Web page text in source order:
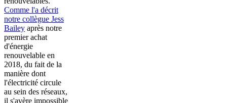
Comme l'a décrit
notre collègue Jess
Bailey après notre
premier achat
d'énergie
renouvelable en
2018, du fait de la
manière dont
l'électricité circule
au sein des réseaux,
il s'avère impossible